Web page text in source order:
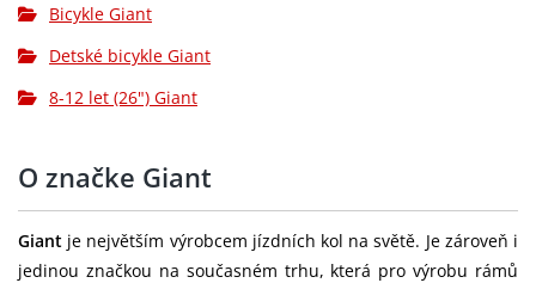
Bicykle Giant
Detské bicykle Giant
8-12 let (26") Giant
O značke Giant
Giant je největším výrobcem jízdních kol na světě. Je zároveň i
jedinou značkou na současném trhu, která pro výrobu rámů